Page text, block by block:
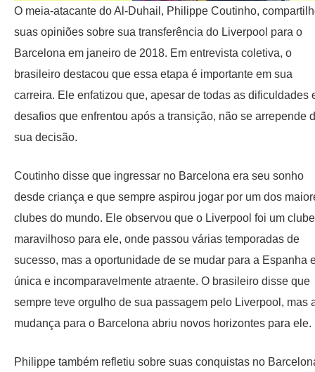
O meia-atacante do Al-Duhail, Philippe Coutinho,
suas opiniões sobre sua transferência do Liverpool para o
Barcelona em janeiro de 2018. Em entrevista coletiva, o
brasileiro destacou que essa etapa é importante em sua
carreira. Ele enfatizou que, apesar de todas as dificuldades
desafios que enfrentou após a transição, não se arrepende
sua decisão.
Coutinho disse que ingressar no Barcelona era seu sonho
desde criança e que sempre aspirou jogar por um dos
clubes do mundo. Ele observou que o Liverpool foi um clube
maravilhoso para ele, onde passou várias temporadas de
sucesso, mas a oportunidade de se mudar para a Espanha
única e incomparavelmente atraente. O brasileiro disse que
sempre teve orgulho de sua passagem pelo Liverpool, mas
mudança para o Barcelona abriu novos horizontes para ele.
Philippe também refletiu sobre suas conquistas no